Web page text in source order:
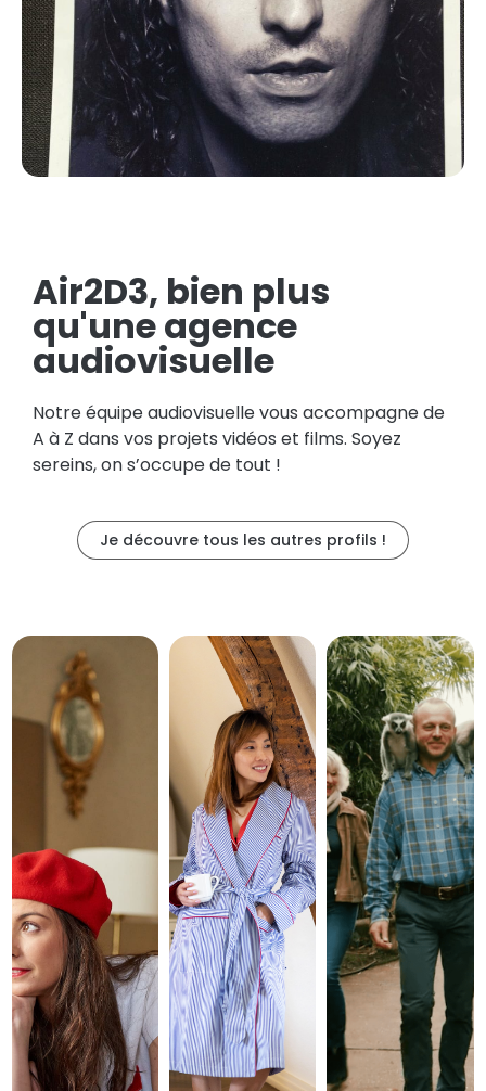
Air2D3, bien plus
qu'une agence
audiovisuelle
Notre équipe audiovisuelle vous accompagne de
A à Z dans vos projets vidéos et films. Soyez
sereins, on s’occupe de tout !
Je découvre tous les autres profils !